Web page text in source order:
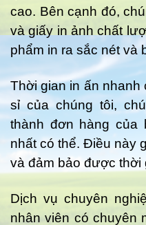
cao. Bên cạnh đó,
và giấy in ảnh chất
phẩm in ra sắc nét và
Thời gian in ấn nhanh
sỉ của chúng tôi,
thành đơn hàng của
nhất có thể. Điều này
và đảm bảo được thời
Dịch vụ chuyên
nhân viên có chuyên